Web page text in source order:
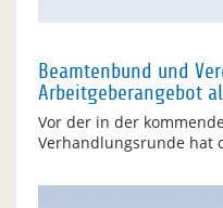
Beamtenbund und
Arbeitgeberangebot
Vor der in der
Verhandlungsrunde hat